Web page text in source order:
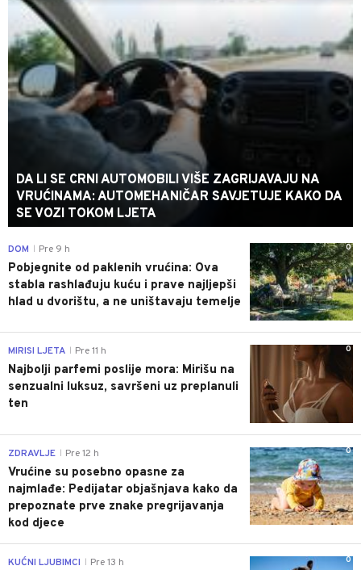
DA LI SE CRNI AUTOMOBILI VIŠE ZAGRIJAVAJU NA
VRUĆINAMA: AUTOMEHANIČAR SAVJETUJE KAKO DA
SE VOZI TOKOM LJETA
0
DOM Pre 9 h
Pobjegnite od paklenih vrućina: Ova
stabla rashlađuju kuću i prave najljepši
hlad u dvorištu, a ne uništavaju temelje
0
MIRISI LJETA Pre 11 h
Najbolji parfemi poslije mora: Mirišu na
senzualni luksuz, savršeni uz preplanuli
ten
0
ZDRAVLJE Pre 12 h
Vrućine su posebno opasne za
najmlađe: Pedijatar objašnjava kako da
prepoznate prve znake pregrijavanja
kod djece
0
KUĆNI LJUBIMCI Pre 13 h